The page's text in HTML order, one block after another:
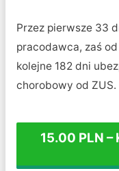
Przez pierwsze 33
pracodawca, zaś
kolejne 182 dni
chorobowy od ZUS.
15.00 PLN